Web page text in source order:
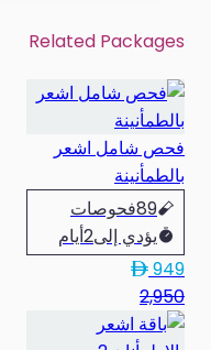
Related Packages
فحص شامل اشعر
بالطمأنينة
89فحوصات
يؤدي إلى2أيام
949
2,950